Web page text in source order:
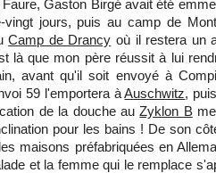
Faure, Gaston Birgé avait été
vingt jours, puis au camp de
Camp de Drancy où il restera un
là que mon père réussit à lui
avant qu'il soit envoyé à
59 l'emportera àAuschwitz,
de la douche auZyklon Bme
pour les bains ! De son
maisons préfabriquées en
et la femme qui le remplace